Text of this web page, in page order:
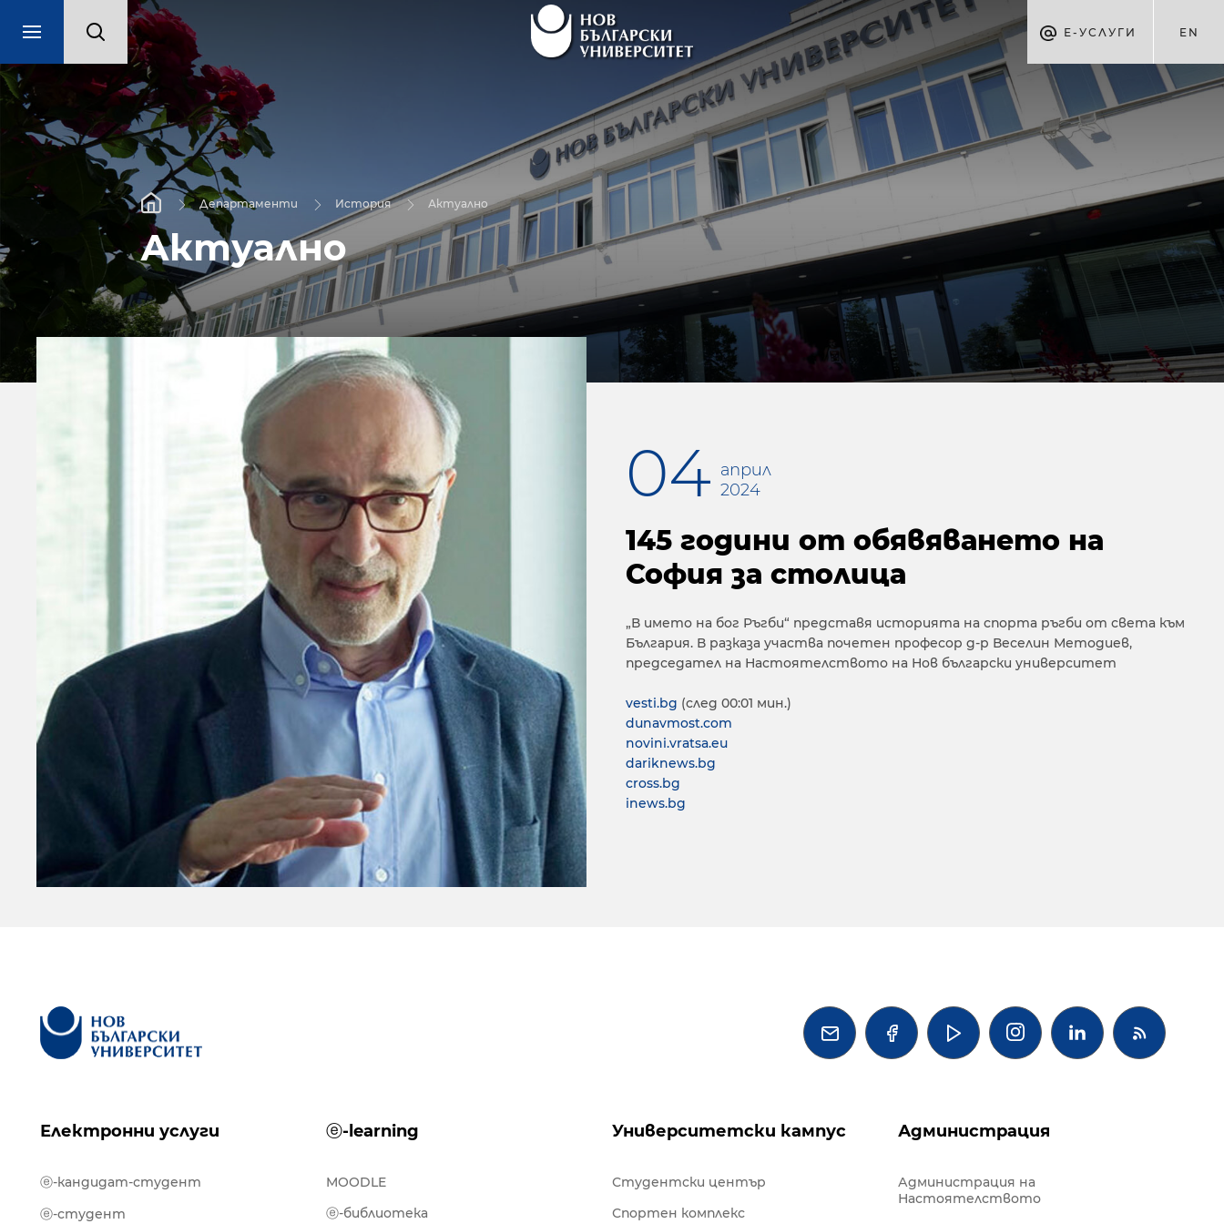
Е-УСЛУГИ EN
Департаменти История Актуално
Актуално
04 април
2024
145 години от обявяването на
София за столица
„В името на бог Ръгби“ представя историята на спорта ръгби от света към
България. В разказа участва почетен професор д-р Веселин Методиев,
председател на Настоятелството на Нов български университет
vesti.bg (след 00:01 мин.)
dunavmost.com
novini.vratsa.eu
dariknews.bg
cross.bg
inews.bg
   
Електронни услуги ⓔ-learning Университетски кампус Администрация
ⓔ-кандидат-студент
ⓔ-студент
MOODLE
ⓔ-библиотека
Студентски център
Спортен комплекс
Администрация на
Настоятелството